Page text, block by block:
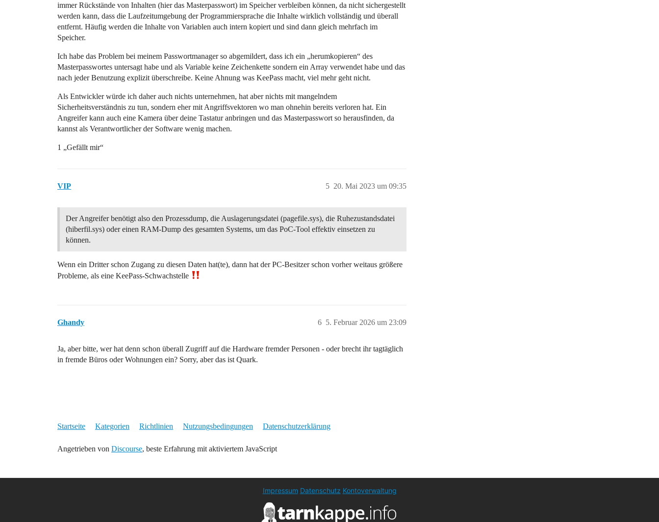
immer Rückstände von Inhalten (hier das Masterpasswort) im Speicher verbleiben können, da nicht sichergestellt
werden kann, dass die Laufzeitumgebung der Programmiersprache die Inhalte wirklich vollständig und überall
entfernt. Häufig werden die Inhalte von Variablen auch intern kopiert und sind dann gleich mehrfach im
Speicher.
Ich habe das Problem bei meinem Passwortmanager so abgemildert, dass ich ein „herumkopieren“ des
Masterpasswortes untersagt habe und als Variable keine Zeichenkette sondern ein Array verwendet habe und das
nach jeder Benutzung explizit überschreibe. Keine Ahnung was KeePass macht, viel mehr geht nicht.
Als Entwickler würde ich daher auch nichts unternehmen, hat aber nichts mit mangelndem
Sicherheitsverständnis zu tun, sondern eher mit Angriffsvektoren wo man ohnehin bereits verloren hat. Ein
Angreifer kann auch eine Kamera über deine Tastatur anbringen und das Masterpasswort so herausfinden, da
kannst als Verantwortlicher der Software wenig machen.
1 „Gefällt mir“
VIP 20. Mai 2023 um 09:35
5
Der Angreifer benötigt also den Prozessdump, die Auslagerungsdatei (pagefile.sys), die Ruhezustandsdatei
(hiberfil.sys) oder einen RAM-Dump des gesamten Systems, um das PoC-Tool effektiv einsetzen zu
können.
Wenn ein Dritter schon Zugang zu diesen Daten hat(te), dann hat der PC-Besitzer schon vorher weitaus größere
Probleme, als eine KeePass-Schwachstelle
Ghandy 5. Februar 2026 um 23:09
6
Ja, aber bitte, wer hat denn schon überall Zugriff auf die Hardware fremder Personen - oder brecht ihr tagtäglich
in fremde Büros oder Wohnungen ein? Sorry, aber das ist Quark.
Startseite Kategorien Richtlinien Nutzungsbedingungen Datenschutzerklärung
Angetrieben von Discourse, beste Erfahrung mit aktiviertem JavaScript
Impressum Datenschutz Kontoverwaltung